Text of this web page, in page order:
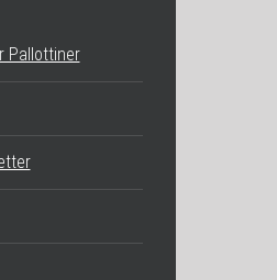
Pallottiner